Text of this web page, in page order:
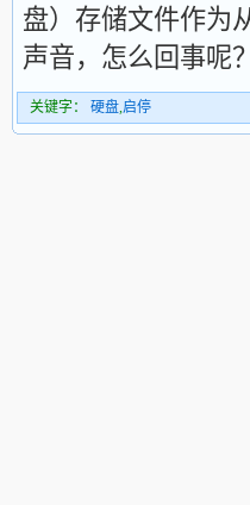
盘）存储文件作为
声音，怎么回事呢？
关键字： 硬盘,启停